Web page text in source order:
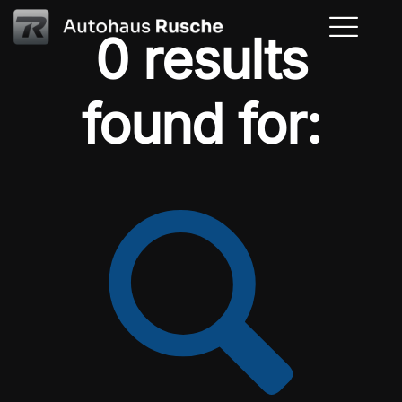
0 results
found for: